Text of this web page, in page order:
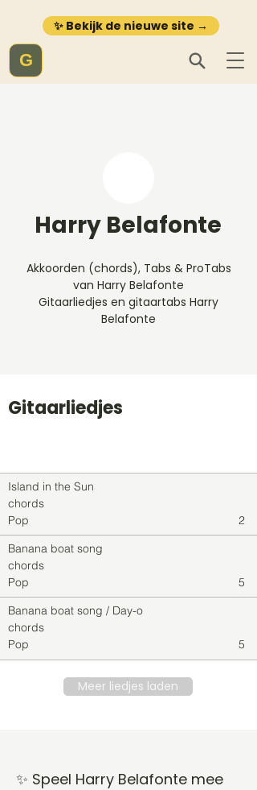
✨ Bekijk de nieuwe site →
G
Harry Belafonte
Akkoorden (chords), Tabs & ProTabs
van Harry Belafonte
Gitaarliedjes en gitaartabs Harry
Belafonte
Gitaarliedjes
Island in the Sun
chords
Pop
2
Banana boat song
chords
Pop
5
Banana boat song / Day-o
chords
Pop
5
Meer liedjes laden
✨ Speel Harry Belafonte mee